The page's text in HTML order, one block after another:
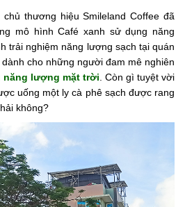
thương hiệu Smileland Coffee đã
mô hình Café xanh sử dụng năng
trải nghiệm năng lượng sạch tại quán
cho những người đam mê nghiên
năng lượng mặt trời . Còn gì tuyệt vời
uống một ly cà phê sạch được rang
không?